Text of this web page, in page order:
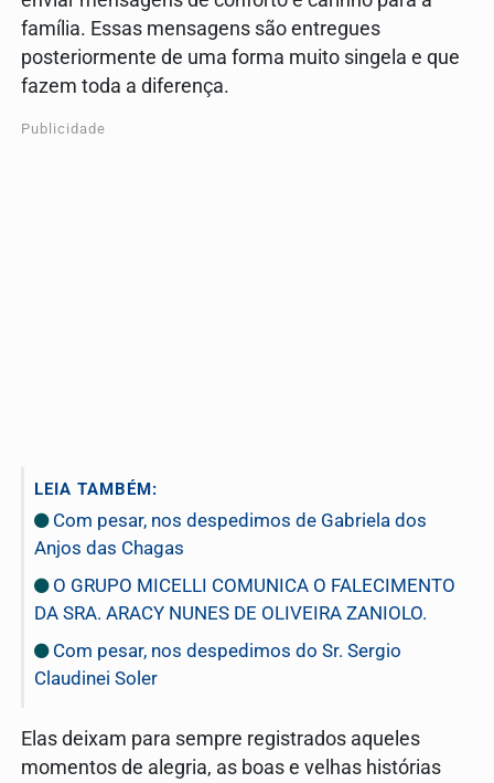
família. Essas mensagens são entregues
posteriormente de uma forma muito singela e que
fazem toda a diferença.
Publicidade
LEIA TAMBÉM:
Com pesar, nos despedimos de Gabriela dos
Anjos das Chagas
O GRUPO MICELLI COMUNICA O FALECIMENTO
DA SRA. ARACY NUNES DE OLIVEIRA ZANIOLO.
Com pesar, nos despedimos do Sr. Sergio
Claudinei Soler
Elas deixam para sempre registrados aqueles
momentos de alegria, as boas e velhas histórias